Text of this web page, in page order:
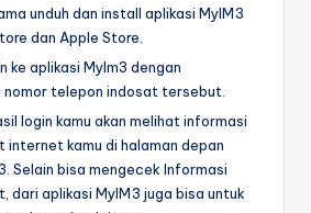
unduh dan install aplikasi MyIM3
dan Apple Store.
ke aplikasi MyIm3 dengan
nomor telepon indosat tersebut.
login kamu akan melihat informasi
internet kamu di halaman depan
Selain bisa mengecek Informasi
dari aplikasi MyIM3 juga bisa untuk